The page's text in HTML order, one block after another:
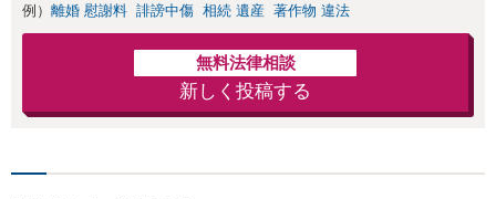
例） 離婚 慰謝料 誹謗中傷 相続 遺産 著作物 違法
無料法律相談
新しく投稿する